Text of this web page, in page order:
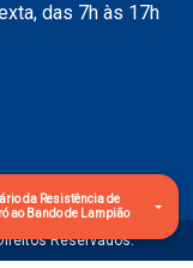
da Resistência de
ao Bando de Lampião
das 7h às 17h
Reservados.